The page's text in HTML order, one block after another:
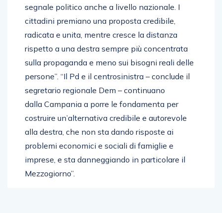
segnale politico anche a livello nazionale. I
cittadini premiano una proposta credibile,
radicata e unita, mentre cresce la distanza
rispetto a una destra sempre più concentrata
sulla propaganda e meno sui bisogni reali delle
persone”. “Il Pd e il centrosinistra – conclude il
segretario regionale Dem – continuano
dalla Campania a porre le fondamenta per
costruire un’alternativa credibile e autorevole
alla destra, che non sta dando risposte ai
problemi economici e sociali di famiglie e
imprese, e sta danneggiando in particolare il
Mezzogiorno”.